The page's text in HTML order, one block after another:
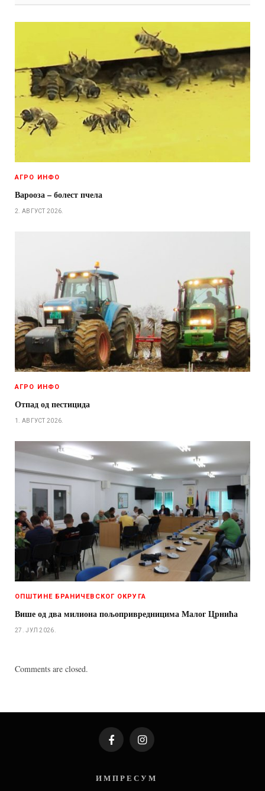
АГРО ИНФО
Варооза – болест пчела
2. АВГУСТ 2026.
АГРО ИНФО
Отпад од пестицида
1. АВГУСТ 2026.
ОПШТИНЕ БРАНИЧЕВСКОГ ОКРУГА
Више од два милиона пољопривредницима Малог Црнића
27. ЈУЛ 2026.
Comments are closed.
FacebookInstagram
И М П Р Е С У М